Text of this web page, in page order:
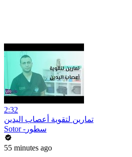
2:32
تمارين لتقوية أعصاب اليدين
Sotor -سطور
55 minutes ago